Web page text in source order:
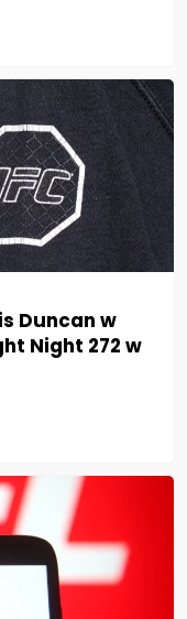
Duncan w
Night 272 w